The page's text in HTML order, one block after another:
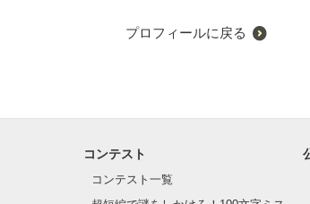
プロフィールに戻る
コンテスト
コンテスト一覧